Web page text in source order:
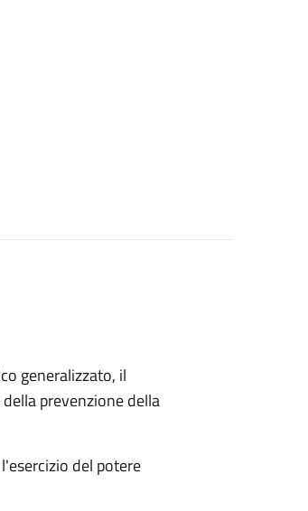
generalizzato, il
prevenzione della
del potere